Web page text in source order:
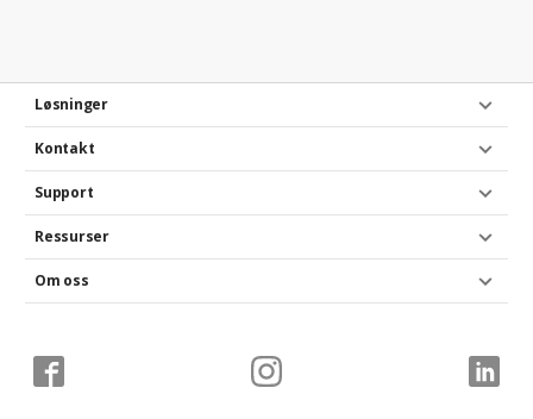
Løsninger
Kontakt
Support
Ressurser
Om oss